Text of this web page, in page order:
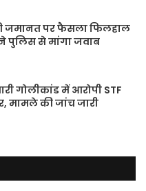
जमानत पर फैसला फिलहाल
ने पुलिस से मांगा जवाब
गोलीकांड में आरोपी STF
मामले की जांच जारी